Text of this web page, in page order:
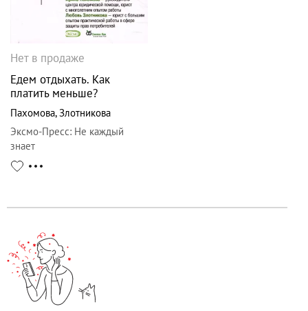
Нет в продаже
Едем отдыхать. Как
платить меньше?
Пахомова,Злотникова
Эксмо-Пресс: Не каждый
знает